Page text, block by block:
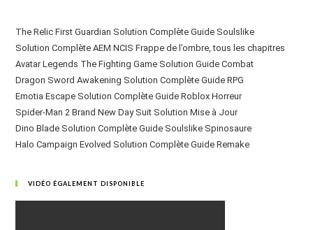
The Relic First Guardian Solution Complète Guide Soulslike
Solution Complète AEM NCIS Frappe de l’ombre, tous les chapitres
Avatar Legends The Fighting Game Solution Guide Combat
Dragon Sword Awakening Solution Complète Guide RPG
Emotia Escape Solution Complète Guide Roblox Horreur
Spider-Man 2 Brand New Day Suit Solution Mise à Jour
Dino Blade Solution Complète Guide Soulslike Spinosaure
Halo Campaign Evolved Solution Complète Guide Remake
VIDÉO ÉGALEMENT DISPONIBLE